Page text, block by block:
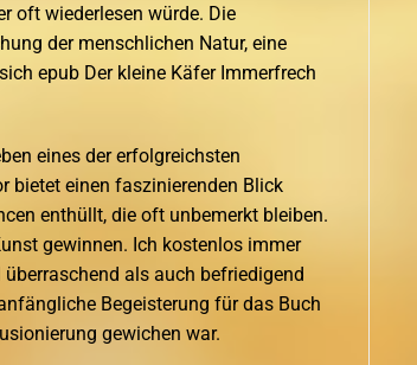
oft wiederlesen würde. Die
der menschlichen Natur, eine
epub Der kleine Käfer Immerfrech
eines der erfolgreichsten
bietet einen faszinierenden Blick
enthüllt, die oft unbemerkt bleiben.
gewinnen. Ich kostenlos immer
als auch befriedigend
Begeisterung für das Buch
gewichen war.